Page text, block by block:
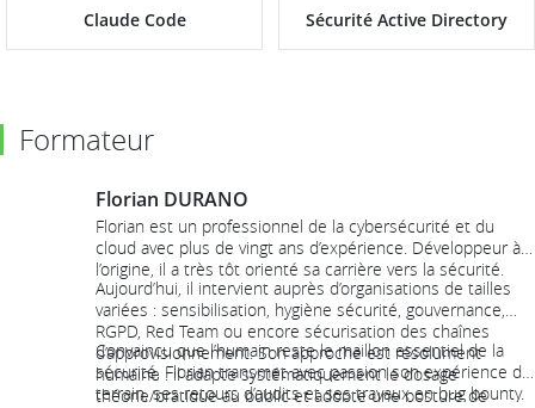
Claude Code Sécurité Active Directory
Formateur
Florian DURANO
Florian est un professionnel de la cybersécurité et du
cloud avec plus de vingt ans d’expérience. Développeur à
l’origine, il a très tôt orienté sa carrière vers la sécurité.
Aujourd’hui, il intervient auprès d’organisations de tailles
variées : sensibilisation, hygiène sécurité, gouvernance,
RGPD, Red Team ou encore sécurisation des chaînes
d’approvisionnement. Son approche est résolument
humaine : il adapte systématiquement le dosage
théorie/pratique au public et adopte une posture de
Convaincu que l’humain reste le maillon essentiel de la
sécurité, Florian transmet avec passion son expérience de
terrain, ses retours d’audits et ses travaux en bug bounty.